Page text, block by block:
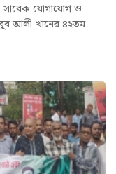
সাবেক যোগাযোগ ও
আলী খানের ৪২তম